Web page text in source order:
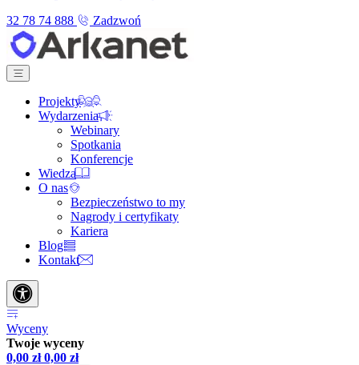
32 78 74 888
Zadzwoń
Projekty
Wydarzenia
Webinary
Spotkania
Konferencje
Wiedza
O nas
Bezpieczeństwo to my
Nagrody i certyfikaty
Kariera
Blog
Kontakt
Wyceny
Twoje wyceny
0,00 zł 0,00 zł